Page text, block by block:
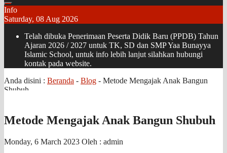
Info
Saturday, 08 Aug 2026
Telah dibuka Penerimaan Peserta Didik Baru (PPDB) Tahun
Ajaran 2026 / 2027 untuk TK, SD dan SMP Yaa Bunayya
Islamic School, untuk info lebih lanjut silahkan hubungi
kontak pada website.
Anda disini : Beranda - Blog - Metode Mengajak Anak Bangun
Shubuh
Metode Mengajak Anak Bangun Shubuh
Monday, 6 March 2023 Oleh : admin